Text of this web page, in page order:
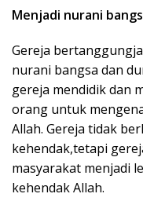
Menjadi nurani
Gereja
nurani bangsa dan
gereja mendidik dan
orang untuk
Allah. Gereja tidak
kehendak,tetapi
masyarakat menjadi
kehendak Allah.